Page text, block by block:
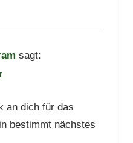
sagt:
an dich für das
bestimmt nächstes